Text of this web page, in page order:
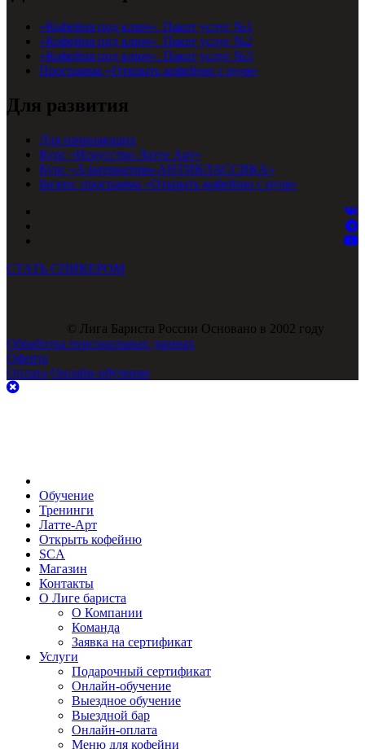
«Кофейня под ключ». Пакет услуг №1
«Кофейня под ключ». Пакет услуг №2
«Кофейня под ключ». Пакет услуг №3
Программа «Открыть кофейню с нуля»
Для развития
Для начинающих
Курс «Искусство Латте Арт»
Курс «Альтернатива-АНТИКЛАССИКА»
Бизнес программа «Открыть кофейню с нуля»
СТАТЬ СПИКЕРОМ
© Лига Бариста России Основано в 2002 году
Обработка персональных данных
Оферта
Оплата Онлайн-обучение
Обучение
Тренинги
Латте-Арт
Открыть кофейню
SCA
Магазин
Контакты
О Лиге бариста
О Компании
Команда
Заявка на сертификат
Услуги
Подарочный сертификат
Онлайн-обучение
Выездное обучение
Выездной бар
Онлайн-оплата
Меню для кофейни